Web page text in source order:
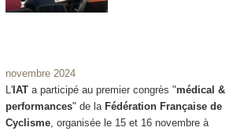
novembre 2024
L'IATa participé au premier congrès "médical &
performances" de la Fédération Française de
Cyclisme, organisée le 15 et 16 novembre à